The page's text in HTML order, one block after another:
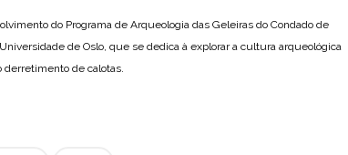
do Programa de Arqueologia das Geleiras do Condado de
de Oslo, que se dedica à explorar a cultura arqueológica
de calotas.